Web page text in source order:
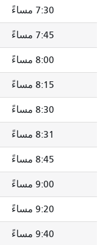
7:30 مساءً
7:45 مساءً
8:00 مساءً
8:15 مساءً
8:30 مساءً
8:31 مساءً
8:45 مساءً
9:00 مساءً
9:20 مساءً
9:40 مساءً